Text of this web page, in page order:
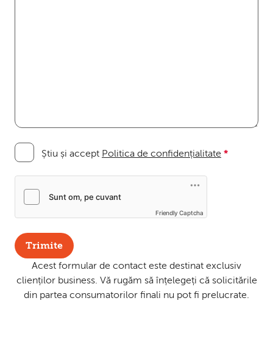
Știu și accept Politica de confidențialitate *
Friendly Captcha
Trimite
Acest formular de contact este destinat exclusiv
clienților business. Vă rugăm să înțelegeți că solicitările
din partea consumatorilor finali nu pot fi prelucrate.